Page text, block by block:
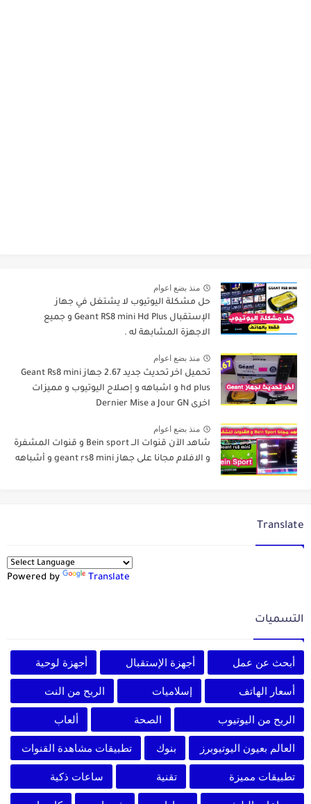
منذ بضع اعوام
حل مشكلة اليوتيوب لا يشتغل في جهاز
الإستقبال Geant RS8 mini Hd Plus و جميع
الاجهزة المشابهة له .
منذ بضع اعوام
تحميل اخر تحديث جديد 2.67 جهاز Geant Rs8 mini
hd plus و اشباهه و إصلاح اليوتيوب و مميزات
اخرى Dernier Mise a Jour GN
منذ بضع اعوام
شاهد الآن قنوات الــ Bein sport و قنوات المشفرة
و الافلام مجانا على جهاز geant rs8 mini و أشباهه
Translate
Powered by Translate
التسميات
أبحث عن عمل أجهزة الإستقبال أجهزة لوحية
أسعار الهاتف إسلاميات الربح من النت
الربح من اليوتيوب الصحة ألعاب
العالم بعيون اليوتيوبرز بنوك تطبيقات مشاهدة القنوات
تطبيقات مميزة تقنية ساعات ذكية